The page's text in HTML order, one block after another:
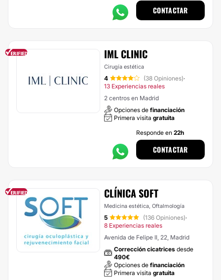
CONTACTAR
IML CLINIC
Cirugía estética
4 (38 Opiniones)·
13 Experiencias reales
2 centros en Madrid
Opciones de financiación
Primera visita gratuita
Responde en 22h
CONTACTAR
CLÍNICA SOFT
Medicina estética, Oftalmología
5 (136 Opiniones)·
8 Experiencias reales
Avenida de Felipe II, 22, Madrid
Corrección cicatrices desde
490€
Opciones de financiación
Primera visita gratuita